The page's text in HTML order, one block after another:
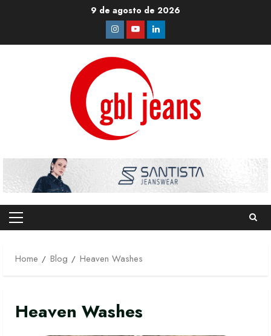
9 de agosto de 2026
Instagram
YoutubeLinkedin
Primary
Home
Blog Heaven Washes
Heaven Washes